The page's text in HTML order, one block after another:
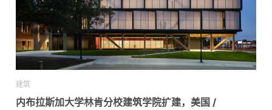
建筑
内布拉斯加大学林肯分校建筑学院扩建，美国 /